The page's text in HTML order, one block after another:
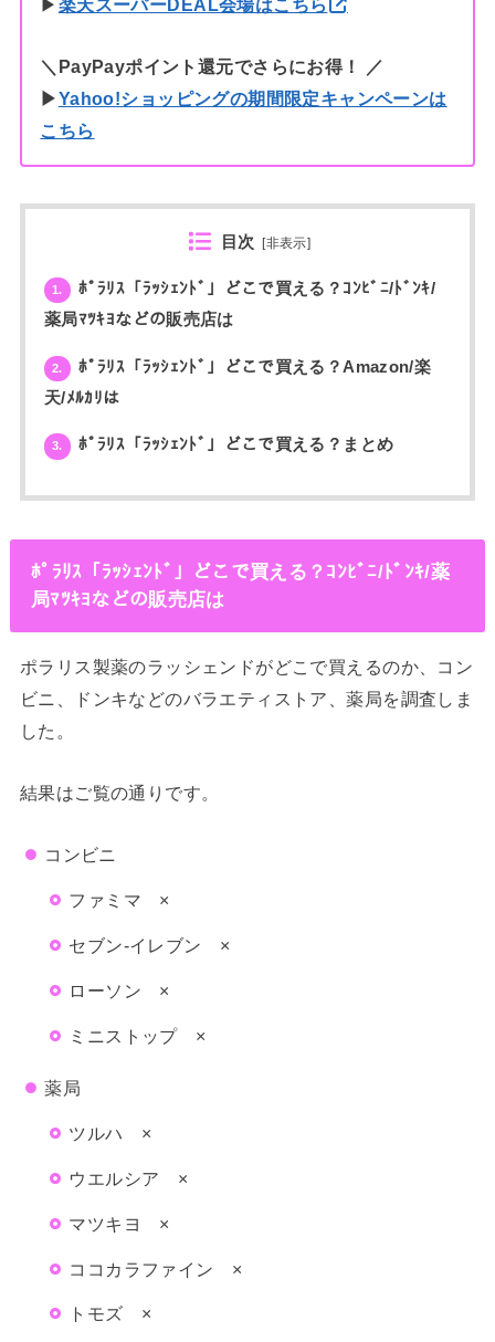
▶︎ 楽天スーパーDEAL会場はこちら
＼PayPayポイント還元でさらにお得！ ／
▶︎Yahoo!ショッピングの期間限定キャンペーンは
こちら
目次 [非表示]
1.
ﾎﾟﾗﾘｽ「ﾗｯｼｪﾝﾄﾞ」どこで買える？ｺﾝﾋﾞﾆ/ﾄﾞﾝｷ/
薬局ﾏﾂｷﾖなどの販売店は
2.
ﾎﾟﾗﾘｽ「ﾗｯｼｪﾝﾄﾞ」どこで買える？Amazon/楽
天/ﾒﾙｶﾘは
3. ﾎﾟﾗﾘｽ「ﾗｯｼｪﾝﾄﾞ」どこで買える？まとめ
ﾎﾟﾗﾘｽ「ﾗｯｼｪﾝﾄﾞ」どこで買える？ｺﾝﾋﾞﾆ/ﾄﾞﾝｷ/薬
局ﾏﾂｷﾖなどの販売店は
ポラリス製薬のラッシェンドがどこで買えるのか、コン
ビニ、ドンキなどのバラエティストア、薬局を調査しま
した。
結果はご覧の通りです。
コンビニ
ファミマ ×
セブン-イレブン ×
ローソン ×
ミニストップ ×
薬局
ツルハ ×
ウエルシア ×
マツキヨ ×
ココカラファイン ×
トモズ ×